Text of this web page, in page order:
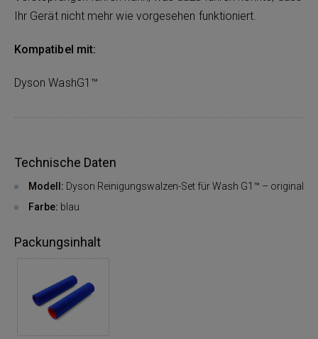
Ihr Gerät nicht mehr wie vorgesehen funktioniert.
Kompatibel mit:
Dyson WashG1™
Technische Daten
Modell: Dyson Reinigungswalzen-Set für Wash G1™ – original
Farbe: blau
Packungsinhalt